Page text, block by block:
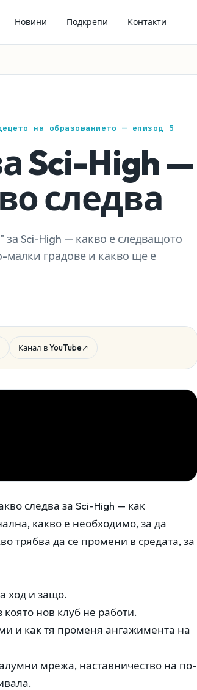
Новини Подкрепи Контакти
на образованието — епизод 5
Sci-High —
следва
Sci-High — какво е следващото
малки градове и какво ще е
Канал в YouTube↗
следва за Sci-High — как
какво е необходимо, за да
трябва да се промени в средата, за
ход и защо.
нов клуб не работи.
и как тя променя ангажимента на
мрежа, наставничество на по-